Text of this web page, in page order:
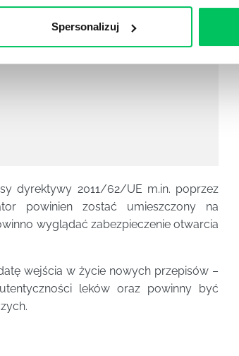
Spersonalizuj
Zobacz naszeszkolenia
dyrektywy 2011/62/UE m.in. poprzez
powinien zostać umieszczony na
wyglądać zabezpieczenie otwarcia
wejścia w życie nowych przepisów –
leków oraz powinny być